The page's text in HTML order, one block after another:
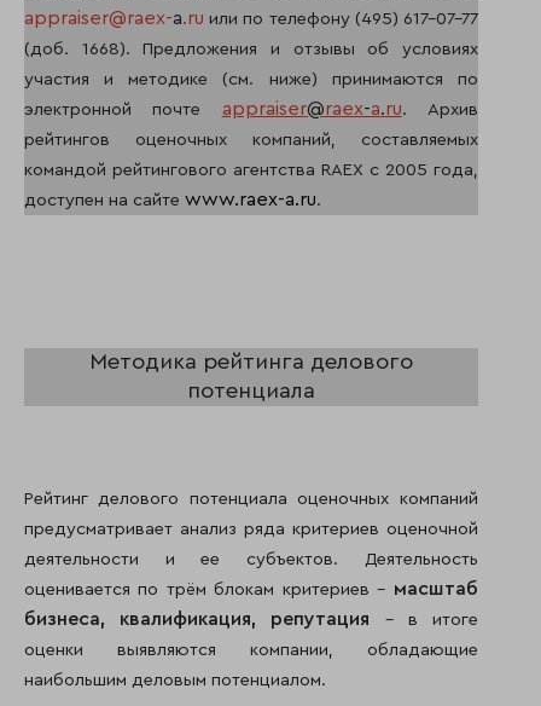
appraiser@raex-a.ru или по телефону (495) 617-07-77
(доб. 1668). Предложения и отзывы об условиях
участия и методике (см. ниже) принимаются по
электронной почте appraiser@raex-a.ru. Архив
рейтингов оценочных компаний, составляемых
командой рейтингового агентства RAEX с 2005 года,
доступен на сайте www.raex-a.ru.
Методика рейтинга делового
потенциала
Рейтинг делового потенциала оценочных компаний
предусматривает анализ ряда критериев оценочной
деятельности и ее субъектов. Деятельность
оценивается по трём блокам критериев – масштаб
бизнеса,
квалификация, репутация – в итоге
оценки выявляются компании, обладающие
наибольшим деловым потенциалом.